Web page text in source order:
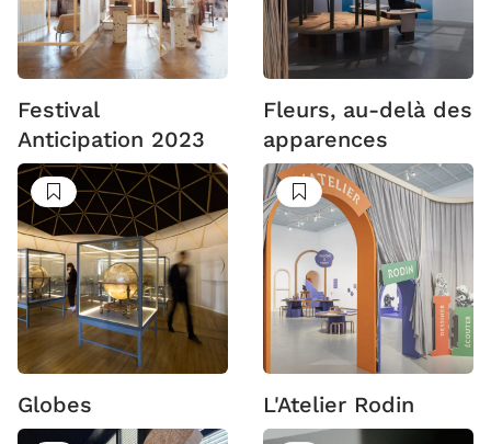
Festival
Anticipation 2023
Fleurs, au-delà des
apparences
Suivre
Globes
Suivre
L'Atelier Rodin